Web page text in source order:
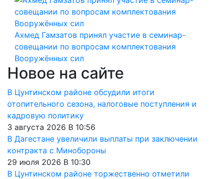
Ахмед Гамзатов принял участие в семинар-
совещании по вопросам комплектования
Вооружённых сил
Новое на сайте
В Цунтинском районе обсудили итоги
отопительного сезона, налоговые поступления и
кадровую политику
3 августа 2026 В 10:56
В Дагестане увеличили выплаты при заключении
контракта с Минобороны
29 июля 2026 В 10:30
В Цунтинском районе торжественно отметили